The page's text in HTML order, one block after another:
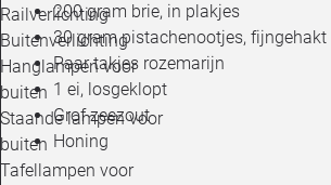
Railverlichting
Buitenverlichting
Hanglampen voor
buiten
Staande lampen voor
buiten
Tafellampen voor
200 gram brie, in plakjes
30 gram pistachenootjes, fijngehakt
Paar takjes rozemarijn
1 ei, losgeklopt
Grof zeezout
Honing